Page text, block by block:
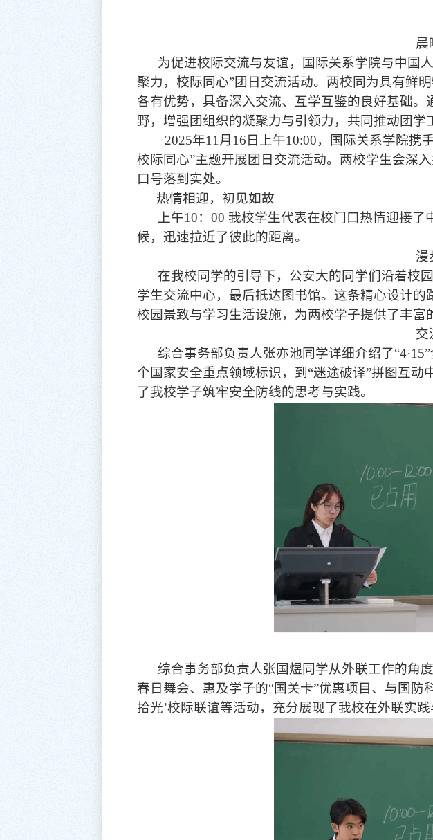
晨
为促进校际交流与友谊，国际关系学院与中国
聚力，校际同心”团日交流活动。两校同为具有鲜
各有优势，具备深入交流、互学互鉴的良好基础
野，增强团组织的凝聚力与引领力，共同推动团学
2025年11月16日上午10:00，国际关系学院携
校际同心”主题开展团日交流活动。两校学生会深
口号落到实处。
热情相迎，初见如故
上午10：00 我校学生代表在校门口热情迎接
候，迅速拉近了彼此的距离。
漫
在我校同学的引导下，公安大的同学们沿着校
学生交流中心，最后抵达图书馆。这条精心设计
校园景致与学习生活设施，为两校学子提供了丰富
交
综合事务部负责人张亦池同学详细介绍了
个国家安全重点领域标识，到“迷途破译”拼图互
了我校学子筑牢安全防线的思考与实践。
综合事务部负责人张国煜同学从外联工作的角
春日舞会、惠及学子的“国关卡”优惠项目、与国防
拾光’校际联谊等活动，充分展现了我校在外联实